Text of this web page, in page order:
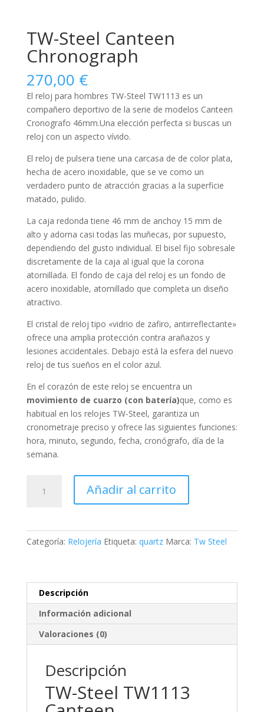
TW-Steel Canteen
Chronograph
270,00 €
El reloj para hombres TW-Steel TW1113 es un
compañero deportivo de la serie de modelos Canteen
Cronografo 46mm.Una elección perfecta si buscas un
reloj con un aspecto vívido.
El reloj de pulsera tiene una carcasa de de color plata,
hecha de acero inoxidable, que se ve como un
verdadero punto de atracción gracias a la superficie
matado, pulido.
La caja redonda tiene 46 mm de anchoy 15 mm de
alto y adorna casi todas las muñecas, por supuesto,
dependiendo del gusto individual. El bisel fijo sobresale
discretamente de la caja al igual que la corona
atornillada. El fondo de caja del reloj es un fondo de
acero inoxidable, atornillado que completa un diseño
atractivo.
El cristal de reloj tipo «vidrio de zafiro, antirreflectante»
ofrece una amplia protección contra arañazos y
lesiones accidentales. Debajo está la esfera del nuevo
reloj de tus sueños en el color azul.
En el corazón de este reloj se encuentra un
movimiento de cuarzo (con batería)que, como es
habitual en los relojes TW-Steel, garantiza un
cronometraje preciso y ofrece las siguientes funciones:
hora, minuto, segundo, fecha, cronógrafo, día de la
semana.
Steel
Añadir al carrito
Categoría: Relojería Etiqueta: quartz Marca: Tw Steel
Descripción
Información adicional
Valoraciones (0)
Descripción
TW-Steel TW1113